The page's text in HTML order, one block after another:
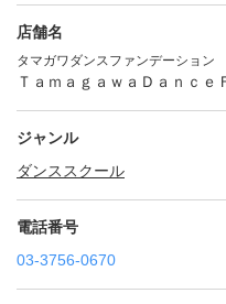
店舗名
タマガワダンスファンデーション
ＴａｍａｇａｗａＤａｎｃｅ
ジャンル
ダンススクール
電話番号
03-3756-0670